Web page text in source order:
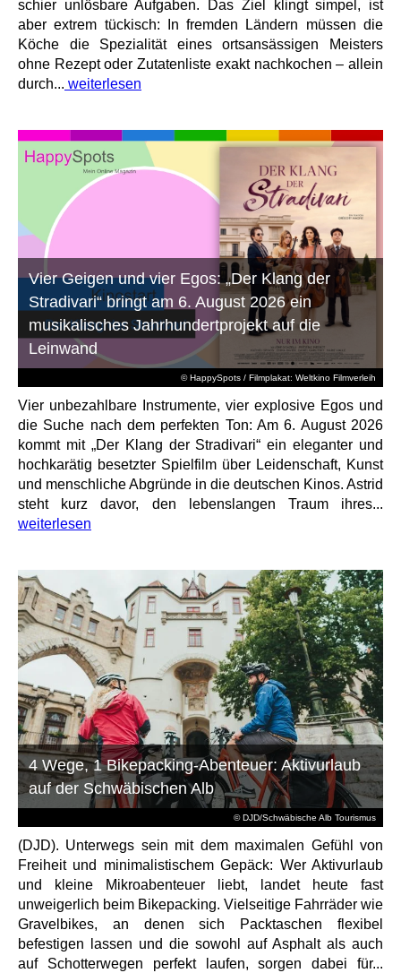
schier unlösbare Aufgaben. Das Ziel klingt simpel, ist
aber extrem tückisch: In fremden Ländern müssen die
Köche die Spezialität eines ortsansässigen Meisters
ohne Rezept oder Zutatenliste exakt nachkochen – allein
durch... weiterlesen
© HappySpots / Filmplakat: Weltkino Filmverleih
Vier Geigen und vier Egos: „Der Klang der
Stradivari“ bringt am 6. August 2026 ein
musikalisches Jahrhundertprojekt auf die
Leinwand
Vier unbezahlbare Instrumente, vier explosive Egos und
die Suche nach dem perfekten Ton: Am 6. August 2026
kommt mit „Der Klang der Stradivari“ ein eleganter und
hochkarätig besetzter Spielfilm über Leidenschaft, Kunst
und menschliche Abgründe in die deutschen Kinos. Astrid
steht kurz davor, den lebenslangen Traum ihres...
weiterlesen
© DJD/Schwäbische Alb Tourismus
4 Wege, 1 Bikepacking-Abenteuer: Aktivurlaub
auf der Schwäbischen Alb
(DJD). Unterwegs sein mit dem maximalen Gefühl von
Freiheit und minimalistischem Gepäck: Wer Aktivurlaub
und kleine Mikroabenteuer liebt, landet heute fast
unweigerlich beim Bikepacking. Vielseitige Fahrräder wie
Gravelbikes, an denen sich Packtaschen flexibel
befestigen lassen und die sowohl auf Asphalt als auch
auf Schotterwegen perfekt laufen, sorgen dabei für...